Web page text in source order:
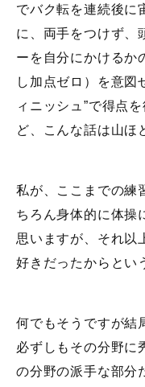
でバク転を連続後に
に、両手をつけず、
ーを自分にかけるか
し加点ゼロ）を意図
ィニッシュ”で得点
ど、こんな話は山ほ
私が、ここまでの練
ちろん身体的に体操
思いますが、それ以
好きだったからとい
何でもそうですが結
必ずしもその分野に
の分野の派手な部分